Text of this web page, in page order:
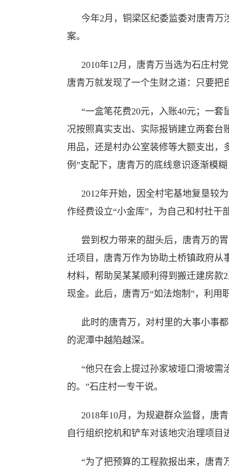
今年2月，铜梁区纪委监委对唐青
案。
2010年12月，唐青万当选为石庄村
唐青万就发现了一个生财之道：只要
“一盒笔花费20元，入账40元；一
况按照真实支出、实际报销建立两套台
用品，还是村办公室装修等大额支出，
例”支配下，唐青万的底线意识逐渐模
2012年开始，因全村宅基地复垦较
作经费设立“小金库”，为自己和村社干
尝到权力带来的甜头后，唐青万的
迁项目，唐青万作为协助土桥镇政府从
材料，帮助吴某某顺利得到搬迁建房款
现金。此后，唐青万“如法炮制”，利用
此时的唐青万，对村里的大事小事
的泥潭中越陷越深。
“他只在会上提过孙家坡垭口滑坡
的。”石庄村一专干说。
2018年10月，为规避群众监督，唐
自行组织挖机和铲车对该地灾治理项目
“为了把预算的工程款报出来，唐